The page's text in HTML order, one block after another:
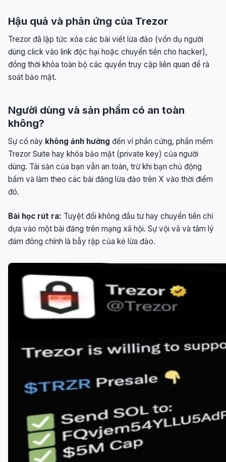
Hậu quả và phản ứng của Trezor
Trezor đã lập tức xóa các bài viết lừa đảo (vốn dụ người
dùng click vào link độc hại hoặc chuyển tiền cho hacker),
đồng thời khóa toàn bộ các quyền truy cập liên quan để rà
soát bảo mật.
Người dùng và sản phẩm có an toàn
không?
Sự cố này không ảnh hưởng đến ví phần cứng, phần mềm
Trezor Suite hay khóa bảo mật (private key) của người
dùng. Tài sản của bạn vẫn an toàn, trừ khi bạn chủ động
bấm và làm theo các bài đăng lừa đảo trên X vào thời điểm
đó.
Bài học rút ra: Tuyệt đối không đầu tư hay chuyển tiền chỉ
dựa vào một bài đăng trên mạng xã hội. Sự vội vã và tâm lý
đám đông chính là bẫy rập của kẻ lừa đảo.